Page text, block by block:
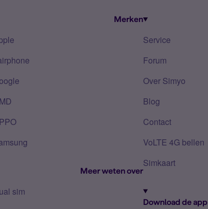
Merken
Meer weten over
sim
Service
Forum
Over Simyo
Blog
Contact
VoLTE 4G bellen
Simkaart
Download de app